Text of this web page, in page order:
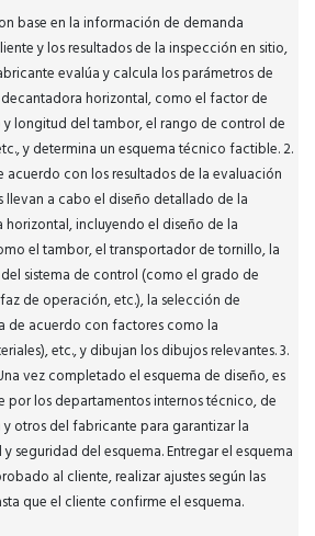
base en la información de demanda
y los resultados de la inspección en sitio,
evalúa y calcula los parámetros de
horizontal, como el factor de
longitud del tambor, el rango de control de
y determina un esquema técnico factible. 2.
acuerdo con los resultados de la evaluación
llevan a cabo el diseño detallado de la
incluyendo el diseño de la
el tambor, el transportador de tornillo, la
sistema de control (como el grado de
de operación, etc.), la selección de
de acuerdo con factores como la
etc., y dibujan los dibujos relevantes. 3.
vez completado el esquema de diseño, es
por los departamentos internos técnico, de
otros del fabricante para garantizar la
seguridad del esquema. Entregar el esquema
al cliente, realizar ajustes según las
que el cliente confirme el esquema.